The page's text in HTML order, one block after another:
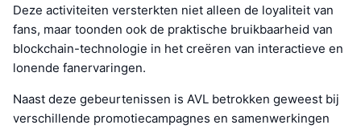
Deze activiteiten versterkten niet alleen de loyaliteit van
fans, maar toonden ook de praktische bruikbaarheid van
blockchain-technologie in het creëren van interactieve en
lonende fanervaringen.
Naast deze gebeurtenissen is AVL betrokken geweest bij
verschillende promotiecampagnes en samenwerkingen